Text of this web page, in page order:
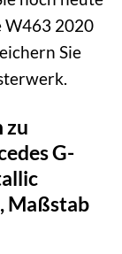
W463 2020
Sie
zu
G-
Maßstab